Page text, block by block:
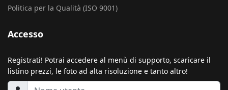
Politica per la Qualità (ISO 9001)
Accesso
Registrati! Potrai accedere al menù di supporto, scaricare il
listino prezzi, le foto ad alta risoluzione e tanto altro!